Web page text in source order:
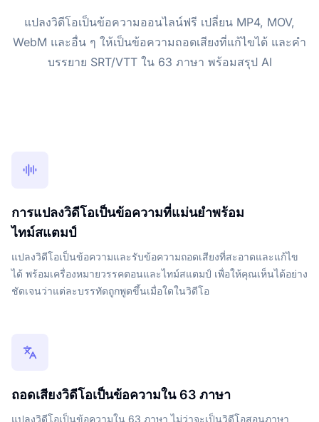
แปลงวิดีโอเป็นข้อความออนไลน์ฟรี เปลี่ยน MP4, MOV,
WebM และอื่น ๆ ให้เป็นข้อความถอดเสียงที่แก้ไขได้ และคำ
บรรยาย SRT/VTT ใน 63 ภาษา พร้อมสรุป AI
การแปลงวิดีโอเป็นข้อความที่แม่นยำพร้อม
ไทม์สแตมป์
แปลงวิดีโอเป็นข้อความและรับข้อความถอดเสียงที่สะอาดและแก้ไข
ได้ พร้อมเครื่องหมายวรรคตอนและไทม์สแตมป์ เพื่อให้คุณเห็นได้อย่าง
ชัดเจนว่าแต่ละบรรทัดถูกพูดขึ้นเมื่อใดในวิดีโอ
ถอดเสียงวิดีโอเป็นข้อความใน 63 ภาษา
แปลงวิดีโอเป็นข้อความใน 63 ภาษา ไม่ว่าจะเป็นวิดีโอสอนภาษา